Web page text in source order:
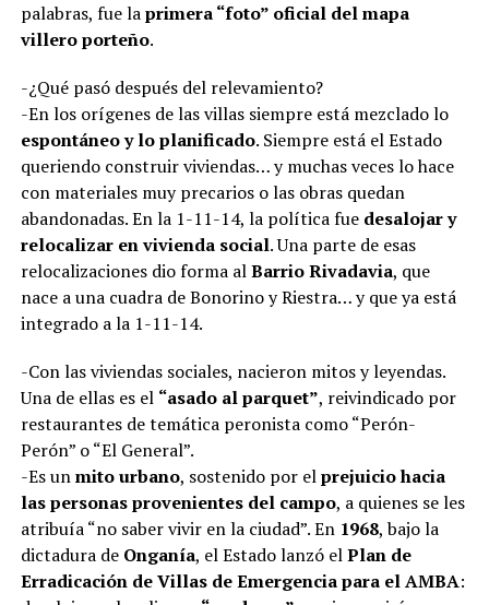
palabras, fue laprimera “foto” oficial del mapa
villero porteño.
-¿Qué pasó después del relevamiento?
-En los orígenes de las villas siempre está mezclado lo
espontáneo y lo planificado. Siempre está el Estado
queriendo construir viviendas… y muchas veces lo hace
con materiales muy precarios o las obras quedan
abandonadas. En la 1-11-14, la política fue desalojar y
relocalizar en vivienda social. Una parte de esas
relocalizaciones dio forma alBarrio Rivadavia, que
nace a una cuadra de Bonorino y Riestra… y que ya está
integrado a la 1-11-14.
-Con las viviendas sociales, nacieron mitos y leyendas.
Una de ellas es el “asado al parquet”, reivindicado por
restaurantes de temática peronista como “Perón-
Perón” o “El General”.
-Es unmito urbano, sostenido por elprejuicio hacia
las personas provenientes del campo, a quienes se les
atribuía “no saber vivir en la ciudad”. En 1968, bajo la
dictadura de Onganía, el Estado lanzó elPlan de
Erradicación de Villas de Emergencia para el AMBA: